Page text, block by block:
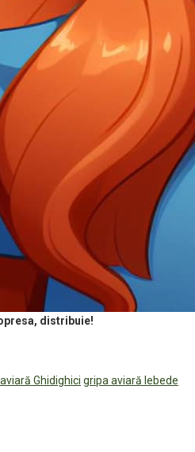
distribuie!
Ghidighici gripa aviară lebede